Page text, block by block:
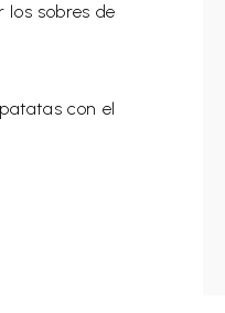
sobres de
con el